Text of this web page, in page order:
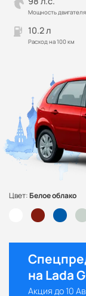
Мощность двигателя
10.2 л
Расход на 100 км
Цвет:Белое облако
на Lada
Акция до 10